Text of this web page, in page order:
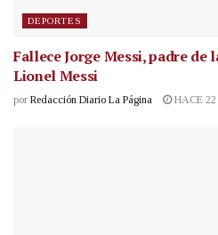
DEPORTES
Fallece Jorge Messi, padre
Lionel Messi
por Redacción Diario La Página HACE 22